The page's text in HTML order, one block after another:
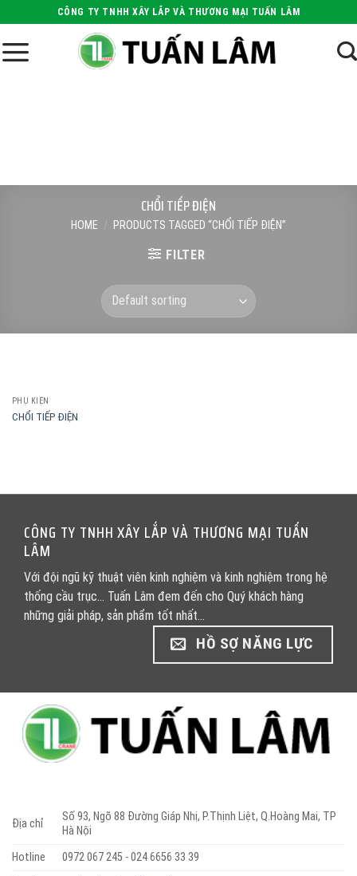
to
content
CÔNG TY TNHH XÂY LẮP VÀ THƯƠNG MẠI TUẤN LÂM
CHỔI TIẾP ĐIỆN
HOME / PRODUCTS TAGGED “CHỔI TIẾP ĐIỆN”
FILTER
PHỤ KIỆN
CHỔI TIẾP ĐIỆN
CÔNG TY TNHH XÂY LẮP VÀ THƯƠNG MẠI TUẤN
LÂM
Với đội ngũ kỹ thuật viên kinh nghiệm và kinh nghiệm trong hệ
thống cầu trục... Tuấn Lâm đem đến cho Quý khách hàng
những giải pháp, sản phẩm tốt nhất...
HỒ SỢ NĂNG LỰC
Địa chỉ
Số 93, Ngõ 88 Đường Giáp Nhị, P.Thịnh Liệt, Q.Hoàng Mai, TP
Hà Nội
Hotline
0972 067 245 - 024 6656 33 39